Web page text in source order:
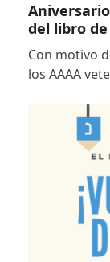
del libro
Con motivo
los AAAA